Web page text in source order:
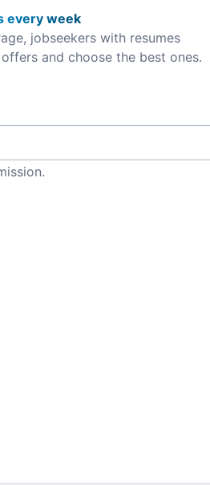
every week
jobseekers with resumes
and choose the best ones.